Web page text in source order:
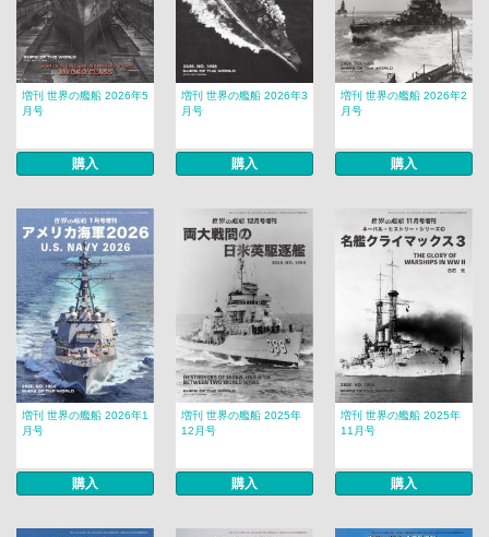
増刊 世界の艦船 2026年5
月号
購入
増刊 世界の艦船 2026年3
月号
購入
増刊 世界の艦船 2026年2
月号
購入
増刊 世界の艦船 2026年1
月号
購入
増刊 世界の艦船 2025年
12月号
購入
増刊 世界の艦船 2025年
11月号
購入